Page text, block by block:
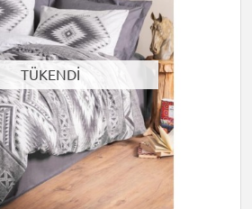
TÜKENDİ